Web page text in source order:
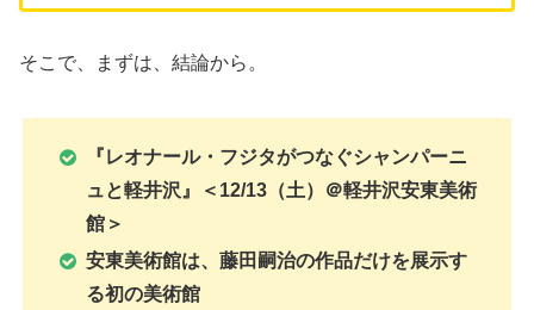
そこで、まずは、結論から。
『レオナール・フジタがつなぐシャンパーニ
ュと軽井沢』＜12/13（土）＠軽井沢安東美術
館＞
安東美術館は、藤田嗣治の作品だけを展示す
る初の美術館